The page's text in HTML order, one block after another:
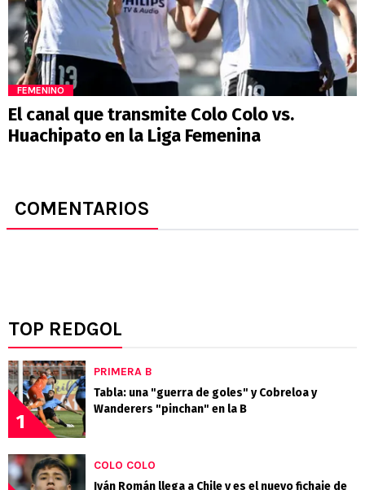
FEMENINO
El canal que transmite Colo Colo vs.
Huachipato en la Liga Femenina
COMENTARIOS
TOP REDGOL
1
PRIMERA B
Tabla: una "guerra de goles" y Cobreloa y
Wanderers "pinchan" en la B
COLO COLO
Iván Román llega a Chile y es el nuevo fichaje de